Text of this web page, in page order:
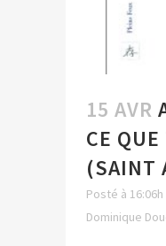
15 AVR
CE
(SAINT
Posté à 16:06h
Dominique